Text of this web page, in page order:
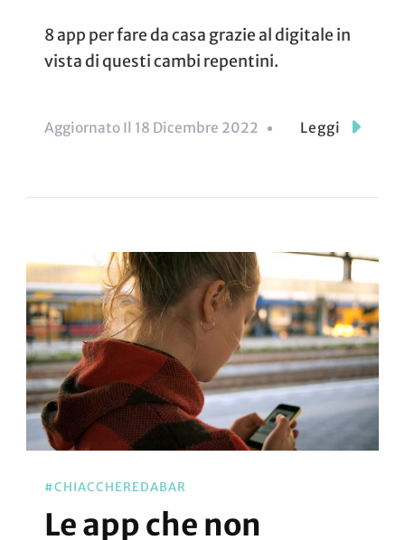
8 app per fare da casa grazie al digitale in
vista di questi cambi repentini.
Aggiornato Il 18 Dicembre 2022 Leggi
#CHIACCHEREDABAR
Le app che non